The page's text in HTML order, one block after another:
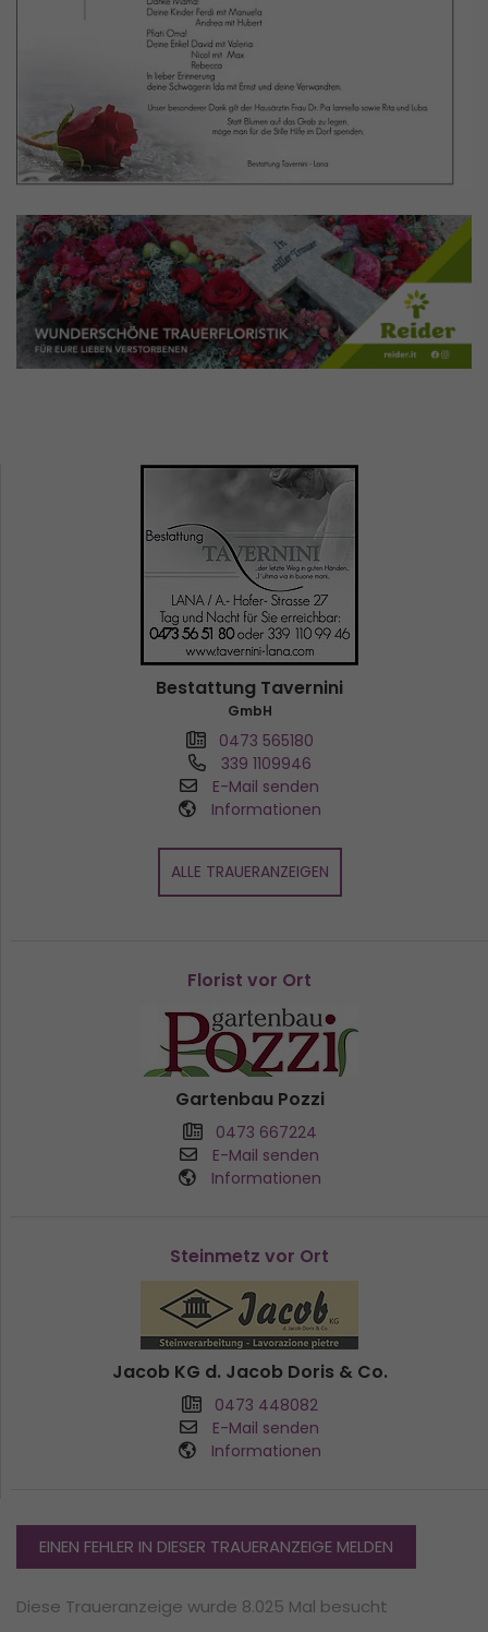
Bestattung Tavernini
GmbH
0473 565180
339 1109946
E-Mail senden
Informationen
ALLE TRAUERANZEIGEN
Florist vor Ort
Gartenbau Pozzi
0473 667224
E-Mail senden
Informationen
Steinmetz vor Ort
Jacob KG d. Jacob Doris & Co.
0473 448082
E-Mail senden
Informationen
EINEN FEHLER IN DIESER TRAUERANZEIGE MELDEN
Diese Traueranzeige wurde 8.025 Mal besucht